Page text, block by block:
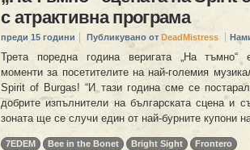
с атрактивна програма
преди 15 години Публикувано от DeadMistress
Трета поредна година веригата „На тъмно“
моменти за посетителите на най-големия
Spirit of Burgas! “И тази година сме се
добрите изпълнители на българската сцена и
зоната ще се случи един от най-бурните купони
7EDEM Bee in the Bonet Bright Sight
Frontero